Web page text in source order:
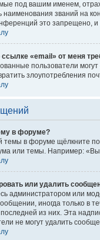
под вашим именем,
званий на
это запрещено, и
«email» от меня
пользователи
злоупотребления
в форуме?
темы в форуме щёлкните
или темы. Например: «Вы
или удалить
администратором или
иногда только в
из них. Эта
не могут удалить